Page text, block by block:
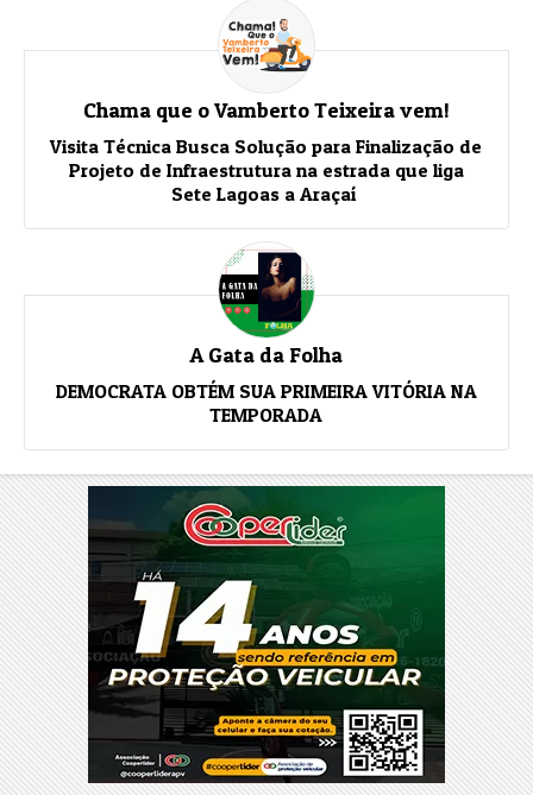
Chama que o Vamberto Teixeira vem!
Visita Técnica Busca Solução para Finalização de
Projeto de Infraestrutura na estrada que liga
Sete Lagoas a Araçaí
A Gata da Folha
DEMOCRATA OBTÉM SUA PRIMEIRA VITÓRIA NA
TEMPORADA